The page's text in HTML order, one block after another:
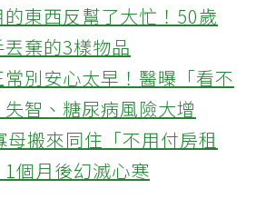
東西反幫了大忙！50歲
棄的3樣物品
別安心太早！醫曝「看不
智、糖尿病風險大增
搬來同住「不用付房租
個月後幻滅心寒